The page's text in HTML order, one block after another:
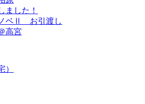
した！
ベⅡ お引渡し
高宮
）